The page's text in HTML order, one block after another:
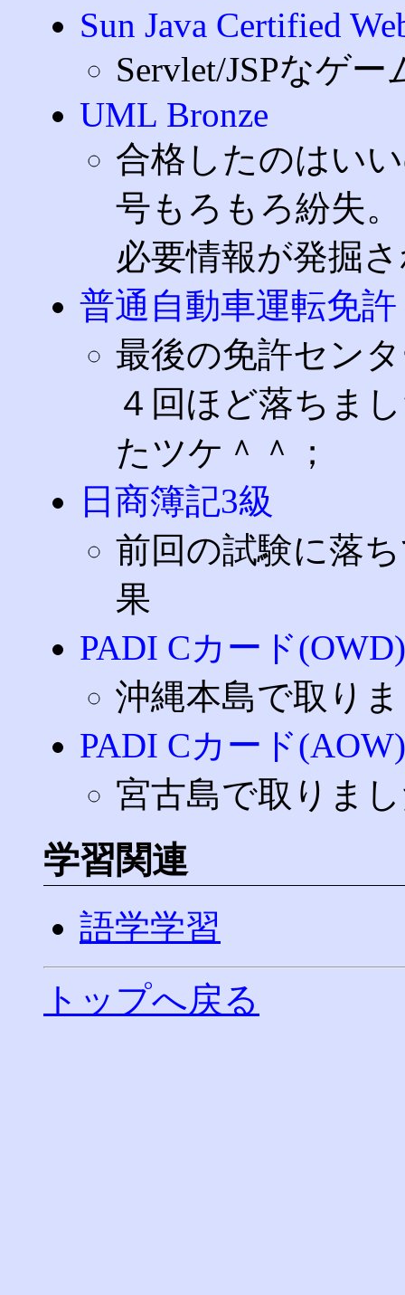
Sun Java Certified
Servlet/JSPなゲ
UML Bronze
合格したのはい
号もろもろ紛失
必要情報が発掘
普通自動車運転免許
最後の免許セン
４回ほど落ちま
たツケ＾＾；
日商簿記3級
前回の試験に落
果
PADI Cカード(OWD)
沖縄本島で取り
PADI Cカード(AOW)
宮古島で取りま
学習関連
語学学習
トップへ戻る